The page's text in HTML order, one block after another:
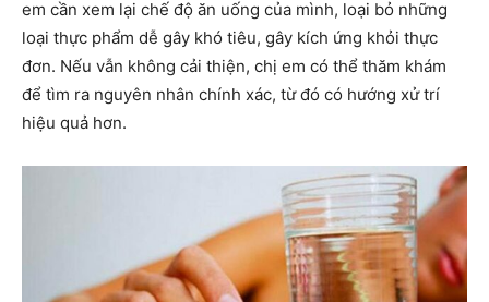
em cần xem lại chế độ ăn uống của mình, loại bỏ những
loại thực phẩm dễ gây khó tiêu, gây kích ứng khỏi thực
đơn. Nếu vẫn không cải thiện, chị em có thể thăm khám
để tìm ra nguyên nhân chính xác, từ đó có hướng xử trí
hiệu quả hơn.